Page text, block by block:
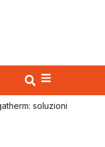
soluzioni